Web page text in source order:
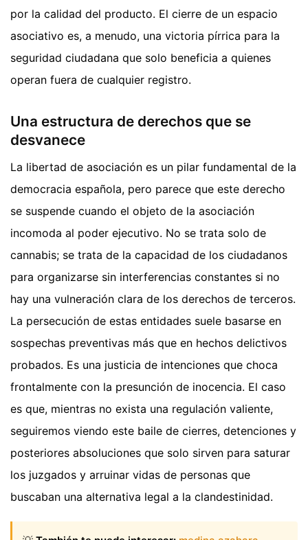
por la calidad del producto. El cierre de un espacio
asociativo es, a menudo, una victoria pírrica para la
seguridad ciudadana que solo beneficia a quienes
operan fuera de cualquier registro.
Una estructura de derechos que se
desvanece
La libertad de asociación es un pilar fundamental de la
democracia española, pero parece que este derecho
se suspende cuando el objeto de la asociación
incomoda al poder ejecutivo. No se trata solo de
cannabis; se trata de la capacidad de los ciudadanos
para organizarse sin interferencias constantes si no
hay una vulneración clara de los derechos de terceros.
La persecución de estas entidades suele basarse en
sospechas preventivas más que en hechos delictivos
probados. Es una justicia de intenciones que choca
frontalmente con la presunción de inocencia. El caso
es que, mientras no exista una regulación valiente,
seguiremos viendo este baile de cierres, detenciones y
posteriores absoluciones que solo sirven para saturar
los juzgados y arruinar vidas de personas que
buscaban una alternativa legal a la clandestinidad.